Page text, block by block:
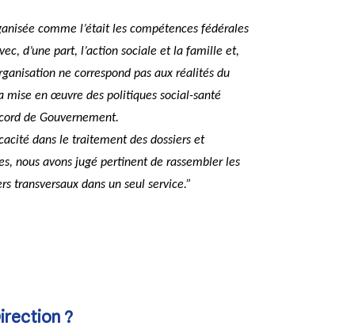
comme l’était les compétences fédérales
d’une part, l’action sociale et la famille et,
ne correspond pas aux réalités du
mise en œuvre des politiques social-santé
de Gouvernement.
dans le traitement des dossiers et
nous avons jugé pertinent de rassembler les
transversaux dans un seul service.”
?